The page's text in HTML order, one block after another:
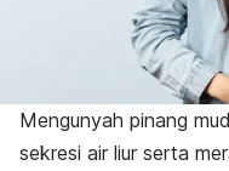
Mengunyah pinang
sekresi air liur serta